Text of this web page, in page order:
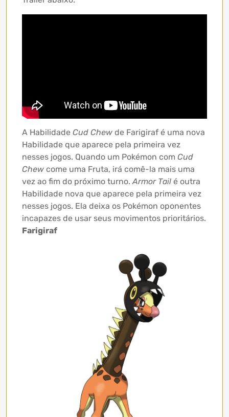
A Habilidade Cud Chew de Farigiraf é uma nova
Habilidade que aparece pela primeira vez
nesses jogos. Quando um Pokémon com Cud
Chew come uma Fruta, irá comê-la mais uma
vez ao fim do próximo turno.Armor Tail é outra
Habilidade nova que aparece pela primeira vez
nesses jogos. Ela deixa os Pokémon oponentes
incapazes de usar seus movimentos prioritários.
Farigiraf